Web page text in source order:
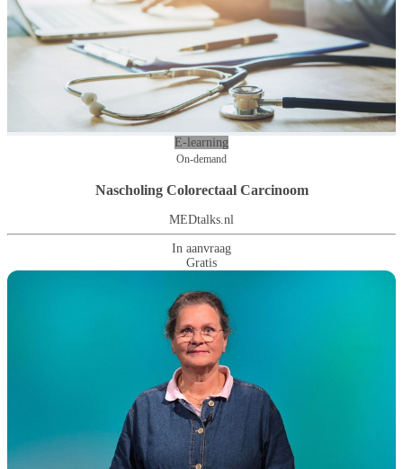
E-learning
On-demand
Nascholing Colorectaal Carcinoom
MEDtalks.nl
In aanvraag
Gratis